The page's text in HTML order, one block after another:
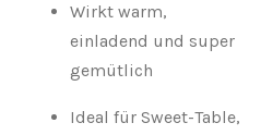
Wirkt warm,
einladend und super
gemütlich
Ideal für Sweet-Table,